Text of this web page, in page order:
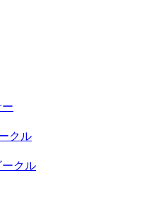
クル
ークル